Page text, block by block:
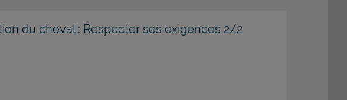
du cheval : Respecter ses exigences 2/2